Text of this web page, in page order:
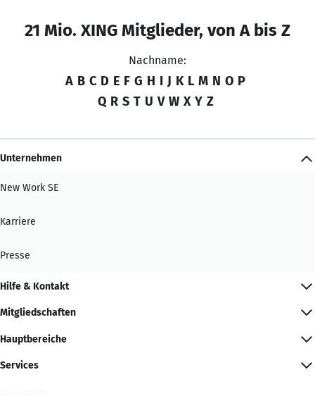
21 Mio. XING Mitglieder, von A bis Z
Nachname:
A B C D E F G H I J K L M N O P
Q R S T U V W X Y Z
Unternehmen
New Work SE
Karriere
Presse
Hilfe & Kontakt
Mitgliedschaften
Hauptbereiche
Services